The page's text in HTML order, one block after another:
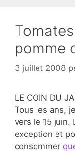
pomme
3 juillet 2008
LE COIN DU
Tous les ans,
vers le 15 juin.
exception et
consommer